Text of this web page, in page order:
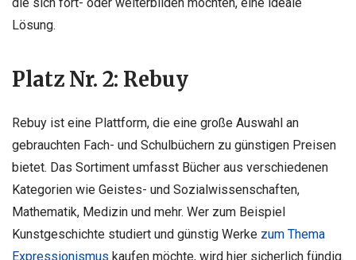
Lösung.
Platz Nr. 2: Rebuy
Rebuy ist eine Plattform, die eine große Auswahl an
gebrauchten Fach- und Schulbüchern zu günstigen Preisen
bietet. Das Sortiment umfasst Bücher aus verschiedenen
Kategorien wie Geistes- und Sozialwissenschaften,
Mathematik, Medizin und mehr. Wer zum Beispiel
Kunstgeschichte studiert und günstig Werke zum Thema
Expressionismus kaufen möchte, wird hier sicherlich fündig.